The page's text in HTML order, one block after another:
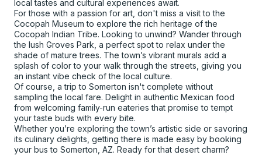
local tastes and cultural experiences await.
For those with a passion for art, don't miss a visit to the
Cocopah Museum to explore the rich heritage of the
Cocopah Indian Tribe. Looking to unwind? Wander through
the lush Groves Park, a perfect spot to relax under the
shade of mature trees. The town’s vibrant murals add a
splash of color to your walk through the streets, giving you
an instant vibe check of the local culture.
Of course, a trip to Somerton isn't complete without
sampling the local fare. Delight in authentic Mexican food
from welcoming family-run eateries that promise to tempt
your taste buds with every bite.
Whether you’re exploring the town’s artistic side or savoring
its culinary delights, getting there is made easy by booking
your bus to Somerton, AZ. Ready for that desert charm?